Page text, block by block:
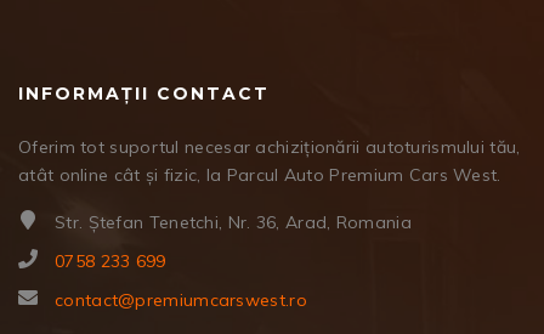
INFORMAȚII CONTACT
Oferim tot suportul necesar achiziționării autoturismului tău,
atât online cât și fizic, la Parcul Auto Premium Cars West.
Str. Ștefan Tenetchi, Nr. 36, Arad, Romania
0758 233 699
contact@premiumcarswest.ro